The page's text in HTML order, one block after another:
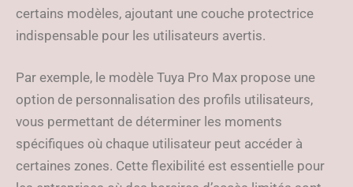
certains modèles, ajoutant une couche protectrice
indispensable pour les utilisateurs avertis.
Par exemple, le modèle Tuya Pro Max propose une
option de personnalisation des profils utilisateurs,
vous permettant de déterminer les moments
spécifiques où chaque utilisateur peut accéder à
certaines zones. Cette flexibilité est essentielle pour